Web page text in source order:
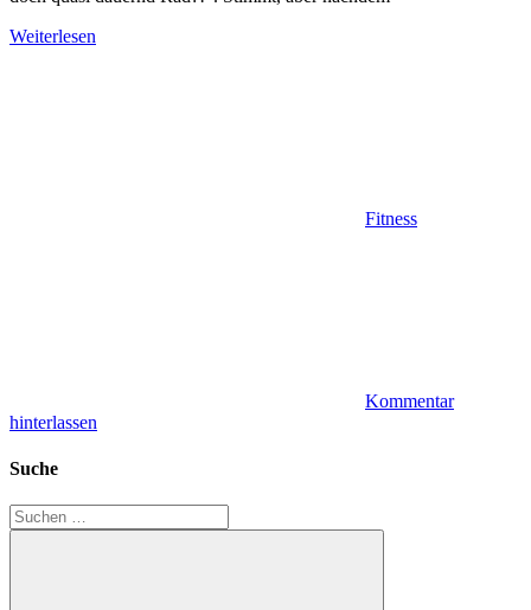
Weiterlesen
Fitness
Kommentar
hinterlassen
Suche
Suchen
nach: